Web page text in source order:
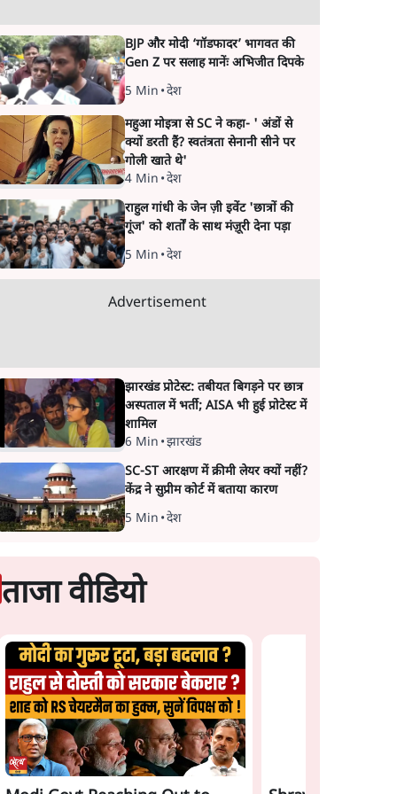
BJP और मोदी ‘गॉडफादर’ भागवत की
Gen Z पर सलाह मानेंः अभिजीत दिपके
5 Min •देश
महुआ मोइत्रा से SC ने कहा- ' अंडों से
क्यों डरती हैं? स्वतंत्रता सेनानी सीने पर
गोली खाते थे'
4 Min •देश
राहुल गांधी के जेन ज़ी इवेंट 'छात्रों की
गूंज' को शर्तों के साथ मंज़ूरी देना पड़ा
5 Min •देश
Advertisement
झारखंड प्रोटेस्ट: तबीयत बिगड़ने पर छात्र
अस्पताल में भर्ती; AISA भी हुई प्रोटेस्ट में
शामिल
6 Min •झारखंड
SC-ST आरक्षण में क्रीमी लेयर क्यों नहीं?
केंद्र ने सुप्रीम कोर्ट में बताया कारण
5 Min •देश
ताजा वीडियो